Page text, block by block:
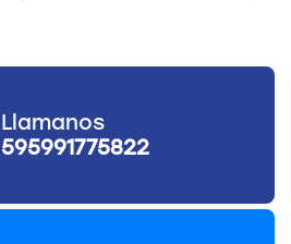
Llamanos
595991775822